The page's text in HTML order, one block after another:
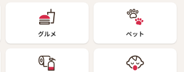
グルメ ペット